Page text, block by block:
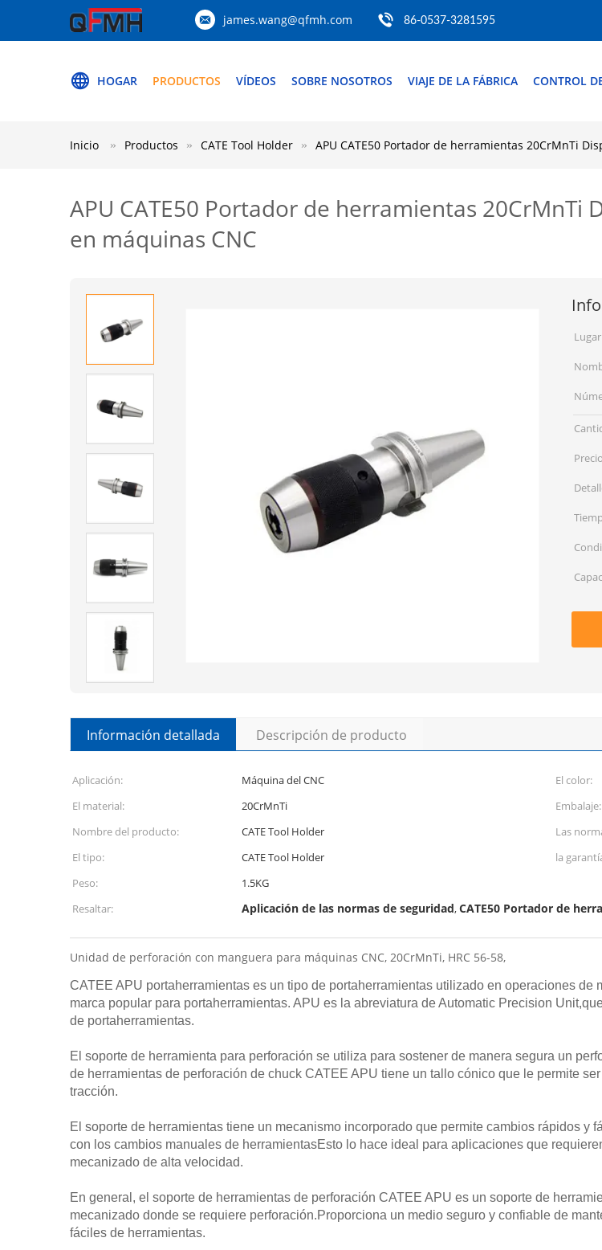
james.wang@qfmh.com 86-0537-3281595
HOGAR PRODUCTOS VÍDEOS SOBRE NOSOTROS VIAJE DE LA FÁBRICA CONTROL
Inicio Productos CATE Tool Holder APU CATE50 Portador de herramientas 20CrMnTi
APU CATE50 Portador de herramientas
en máquinas CNC
Información detallada Descripción de producto
Aplicación: Máquina del CNC El color:
El material:
20CrMnTi Embalaje:
Nombre del producto:
CATE Tool Holder Las
El tipo:
CATE Tool Holder la
Peso:
1.5KG
Resaltar:
Aplicación de las normas de seguridad,CATE50 Portador de
Unidad de perforación con manguera para máquinas CNC, 20CrMnTi, HRC 56-58,
CATEE APU portaherramientas es un tipo de portaherramientas utilizado en operaciones
marca popular para portaherramientas. APU es la abreviatura de Automatic Precision
de portaherramientas.
El soporte de herramienta para perforación se utiliza para sostener de manera segura un
de herramientas de perforación de chuck CATEE APU tiene un tallo cónico que le permite
tracción.
El soporte de herramientas tiene un mecanismo incorporado que permite cambios rápidos y
con los cambios manuales de herramientasEsto lo hace ideal para aplicaciones que
mecanizado de alta velocidad.
En general, el soporte de herramientas de perforación CATEE APU es un soporte de
mecanizado donde se requiere perforación.Proporciona un medio seguro y confiable de
fáciles de herramientas.